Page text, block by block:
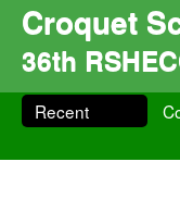
Croquet
36th
Recent